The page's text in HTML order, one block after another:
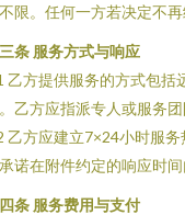
限。任何一方若决定不
条 服务方式与响应
乙方提供服务的方式包括
乙方应指派专人或服务团
乙方应建立7×24小时服
诺在附件约定的响应时
条 服务费用与支付